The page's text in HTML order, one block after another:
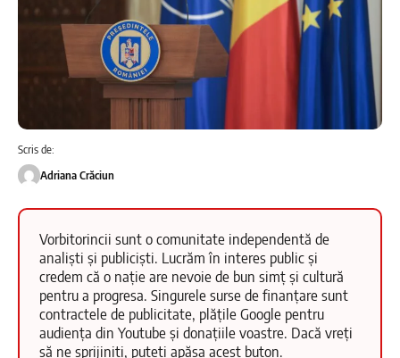
Scris de:
Adriana Crăciun
Vorbitorincii sunt o comunitate independentă de
analiști și publiciști. Lucrăm în interes public și
credem că o nație are nevoie de bun simț și cultură
pentru a progresa. Singurele surse de finanțare sunt
contractele de publicitate, plățile Google pentru
audiența din Youtube și donațiile voastre. Dacă vreți
să ne sprijiniți, puteți apăsa acest buton.